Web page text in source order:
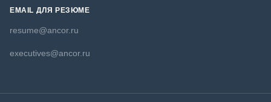
EMAIL ДЛЯ РЕЗЮМЕ
resume@ancor.ru
executives@ancor.ru